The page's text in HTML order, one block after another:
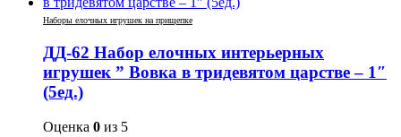
Наборы елочных игрушек на прищепке
ДД-62 Набор елочных интерьерных
игрушек ” Вовка в тридевятом царстве – 1″
(5ед.)
Оценка 0 из 5